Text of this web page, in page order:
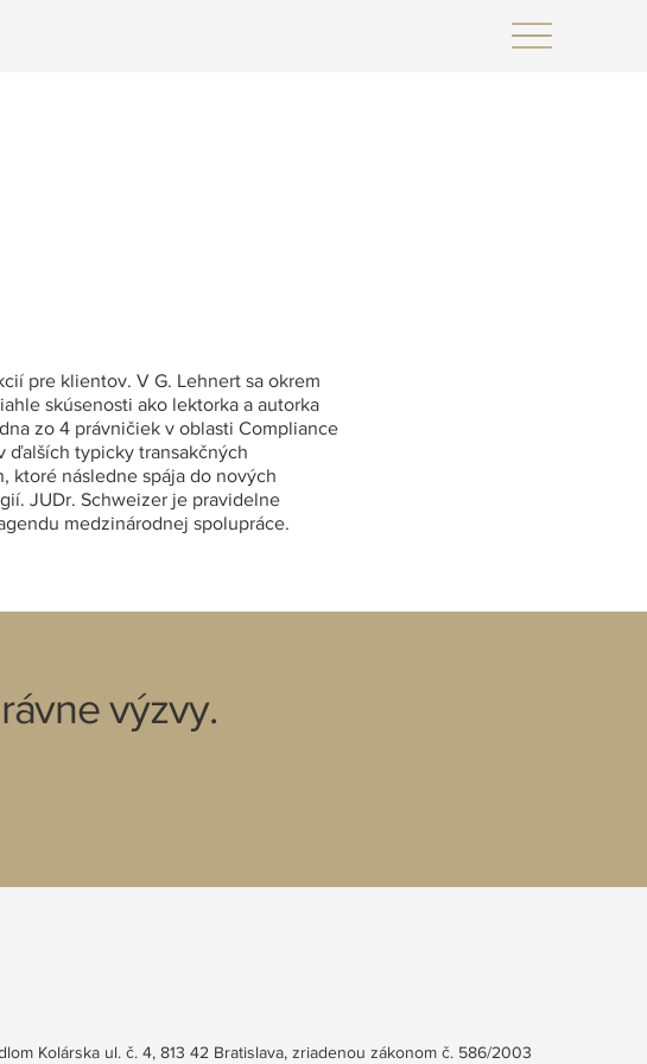
pre klientov. V G. Lehnert sa okrem
skúsenosti ako lektorka a autorka
zo 4 právničiek v oblasti Compliance
ďalších typicky transakčných
ktoré následne spája do nových
JUDr. Schweizer je pravidelne
medzinárodnej spolupráce.
výzvy.
Kolárska ul. č. 4, 813 42 Bratislava, zriadenou zákonom č. 586/2003